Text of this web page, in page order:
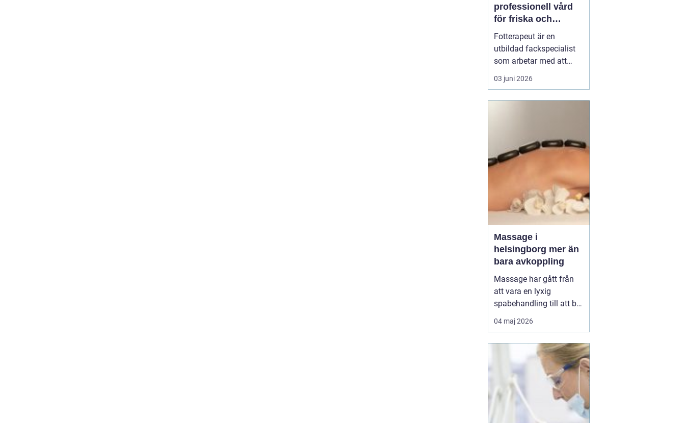
professionell vård
för friska och
starkare fötter
Fotterapeut är en
utbildad fackspecialist
som arbetar med att
förebygga, behandla och
lindra problem i fötter
tid utan att söka hjälp,
trots att rätt behandling
o...
03 juni 2026
Massage i
helsingborg mer än
bara avkoppling
Massage har gått från
att vara en lyxig
spabehandling till att bli
en självklar del av
mångas vardagliga
visar att regelbunden
beröring kan sänka
stressnivåer, lindra
smärta och förbättra
sömnen. I en stad som
04 maj 2026